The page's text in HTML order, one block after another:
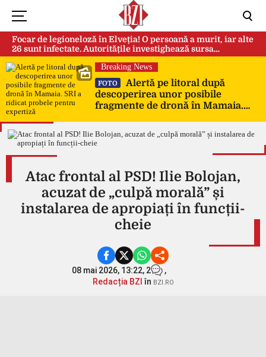
Focar de legioneloză în Elveția! O persoană a murit, iar alte
26 sunt infectate. Autoritățile investighează sursa
contaminării
Breaking News
FOTO
Alertă pe litoral după
descoperirea unor posibile
fragmente de dronă în Mamaia.
Atac frontal al PSD! Ilie Bolojan,
acuzat de „culpă morală” și
instalarea de apropiați în funcții-
cheie
08 mai 2026, 13:22, 2
,
Redacția BZI în BZI.RO